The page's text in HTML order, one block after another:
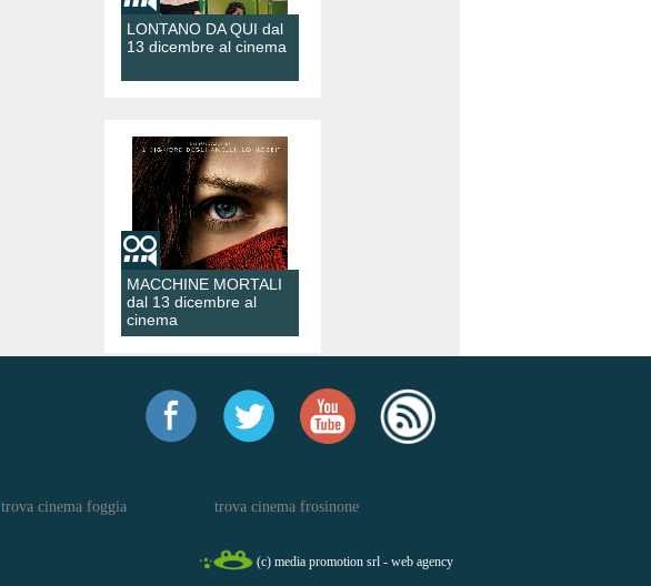
LONTANO DA QUI dal
13 dicembre al cinema
MACCHINE MORTALI
dal 13 dicembre al
cinema
trova cinema foggia trova cinema frosinone
(c) media promotion srl - web agency